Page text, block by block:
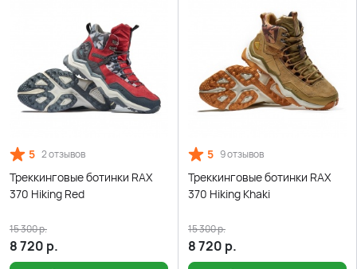
5 2 отзывов
Треккинговые ботинки RAX
370 Hiking Red
8 720 р.
15 300р.
5 9 отзывов
Треккинговые ботинки RAX
370 Hiking Khaki
8 720 р.
15 300р.